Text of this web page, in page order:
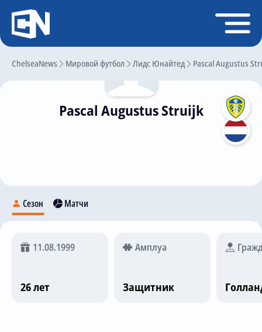
ChelseaNews Мировой футбол Лидс Юнайтед Pascal Augustus
Pascal Augustus Struijk
Сезон Матчи
11.08.1999
26 лет
Амплуа
Защитник
Регистрация
Главная
Статистика
Календарь игр
Трансляции